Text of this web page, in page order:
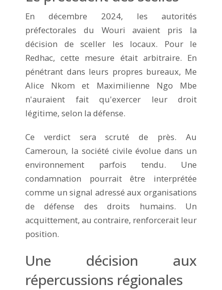
En décembre 2024, les autorités
préfectorales du Wouri avaient pris la
décision de sceller les locaux. Pour le
Redhac, cette mesure était arbitraire. En
pénétrant dans leurs propres bureaux, Me
Alice Nkom et Maximilienne Ngo Mbe
n'auraient fait qu'exercer leur droit
légitime, selon la défense.
Ce verdict sera scruté de près. Au
Cameroun, la société civile évolue dans un
environnement parfois tendu. Une
condamnation pourrait être interprétée
comme un signal adressé aux organisations
de défense des droits humains. Un
acquittement, au contraire, renforcerait leur
position.
Une décision aux
répercussions régionales